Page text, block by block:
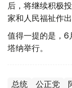
后，将继续积极
家和人民福祉作出
值得一提的是，6
塔纳举行。
总统 公正党